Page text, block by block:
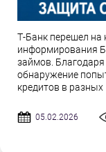
Т-Банк перешел на
информирования
займов.
обнаружение
кредитов в разных
05.02.2026